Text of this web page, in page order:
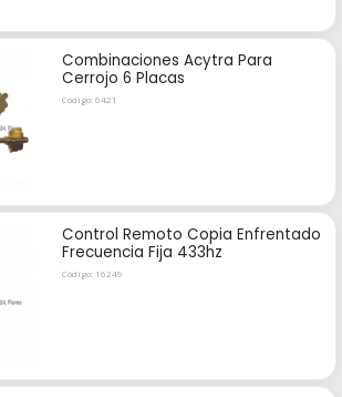
Combinaciones Acytra Para
Cerrojo 6 Placas
Código: 6421
Control Remoto Copia Enfrentado
Frecuencia Fija 433hz
Código: 16249